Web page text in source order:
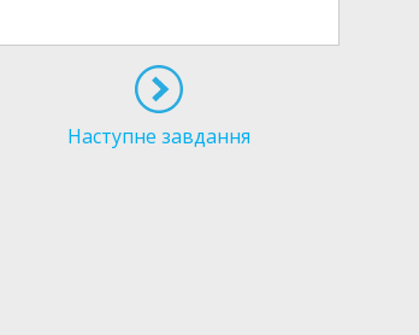
Наступне завдання